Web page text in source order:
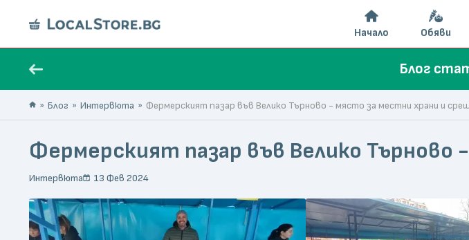
Блог
Блог Интервюта Фермерският пазар във Велико Търново - място за местни храни и
Фермерският пазар във Велико
Интервюта 13 Фев 2024
Начало Обяви